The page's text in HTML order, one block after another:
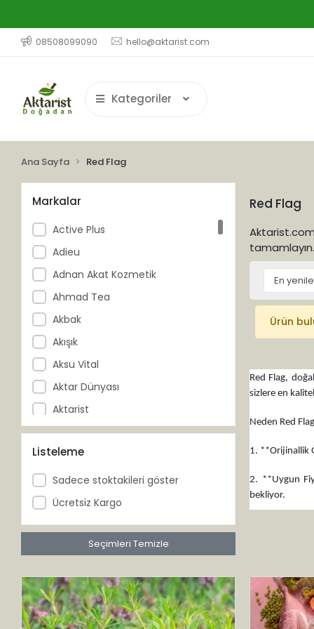
08508099090 hello@aktarist.com
Kategoriler
Ana Sayfa Red Flag
Markalar
Active Plus
Adieu
Adnan Akat Kozmetik
Ahmad Tea
Akbak
Akışık
Aksu Vital
Aktar Dünyası
Aktarist
Akzer
Al-Ahzar
Al-Muaz
Al-Şifa
Anadolu Ziraat
Arga
Arifoğlu
Listeleme
Sadece stoktakileri göster
Ücretsiz Kargo
Seçimleri Temizle
Red Flag
tamamlayın.
Ürün
Red Flag,
sizlere en
Neden Red
1. **Orijinallik
2. **Uygun
bekliyor.
uzak tutun.
5. **Hızlı ve